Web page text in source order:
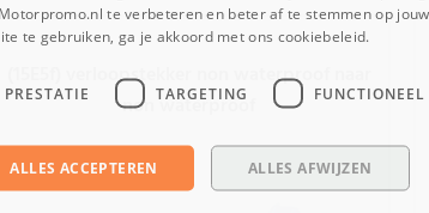
(15E5f) verloopstekker non waterproof naar
non waterproof
te verbeteren en beter af te stemmen op
te gebruiken, ga je akkoord met ons cookiebeleid.
PRESTATIE TARGETING FUNCTIONEEL
ALLES ACCEPTEREN ALLES AFWIJZEN